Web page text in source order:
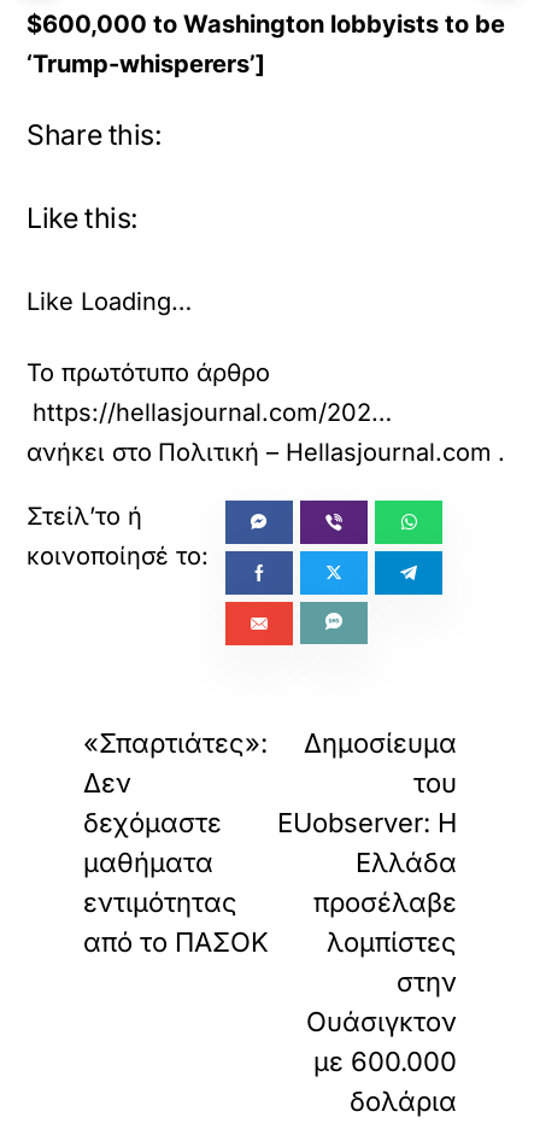
$600,000 to Washington lobbyists to be
‘Trump-whisperers’]
Share this:
Like this:
Like Loading…
Το πρωτότυπο άρθρο
https://hellasjournal.com/2025/02/dimosievma-euobserver-i-ellada-proselave-lobistes-stin-ouasigkton-me-600-000-dolaria-gia-na-kerdisei-tin-evnoia-tou-trab/
ανήκει στο Πολιτική – Hellasjournal.com .
«Σπαρτιάτες»:
Δεν
δεχόμαστε
μαθήματα
εντιμότητας
από το ΠΑΣΟΚ
Δημοσίευμα
του
EUobserver: Η
Ελλάδα
προσέλαβε
λομπίστες
στην
Ουάσιγκτον
με 600.000
δολάρια